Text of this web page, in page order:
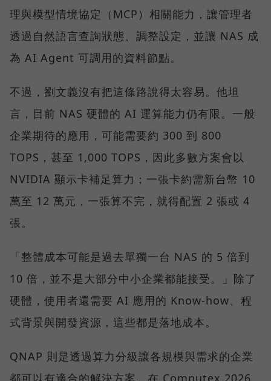
理與模型情境協定（MCP）相關能力，讓管理者
透過自然語言查詢狀態、調整設定，並讓 NAS 成
為 AI Agent 可調用的資料節點。
不過，劉文義沒有把這條路說得太容易。他坦
言，目前 NAS 硬體的 AI 運算能力仍有限。一般
企業期待的應用，可能需要約 300 到 800
TOPS，甚至 1,000 TOPS，因此多數方案會以
NVIDIA 顯示卡補足算力；一張卡約需新台幣 10
萬至 12 萬元，一張算不完，就得配置 2 張或 4
張。
「整體成本可能是過去單獨一台 NAS 的 5 倍到
10 倍，並不是大部分中小企業都能接受。」除了
硬體，使用者還需要 AI 應用的 Know-how、程
式背景與開發資源，這些都是落地成本。
QNAP 則是透過算力分級讓各規模與需求的企業
都可以有適合的解決方案。在 Computex 2026